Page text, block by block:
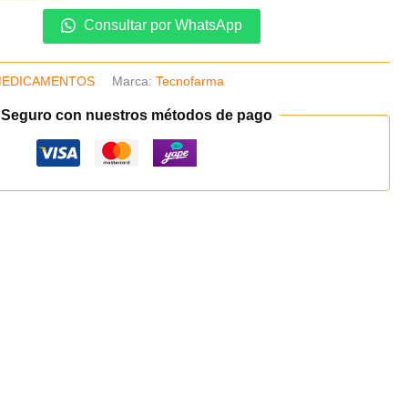
Consultar por WhatsApp
Marca:Tecnofarma
Seguro con nuestros métodos de pago